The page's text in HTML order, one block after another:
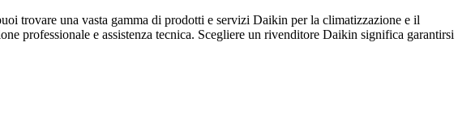
trovare una vasta gamma di prodotti e servizi Daikin per la climatizzazione e il
professionale e assistenza tecnica. Scegliere un rivenditore Daikin significa garantirsi